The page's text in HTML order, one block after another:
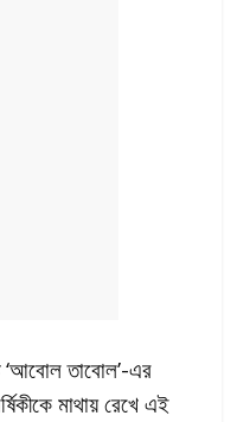
‘আবোল তাবোল’-এর
মাথায় রেখে এই